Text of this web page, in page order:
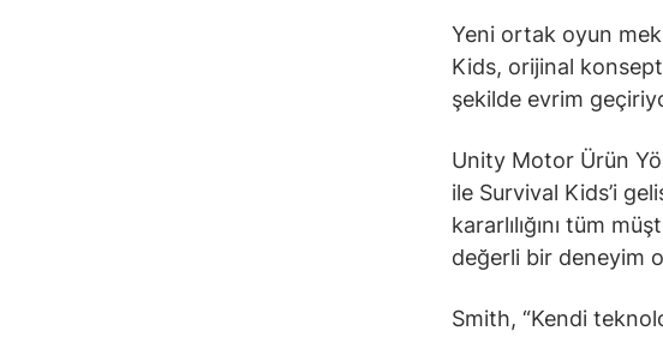
Yeni ortak oyun
Kids, orijinal
şekilde evrim
Unity Motor Ürün
ile Survival Kids’i
kararlılığını tüm
değerli bir deneyim
Smith, “Kendi